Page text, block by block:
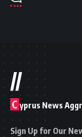
//
C yprus News
Sign Up for Our